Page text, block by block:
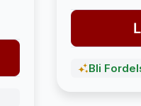
Bli